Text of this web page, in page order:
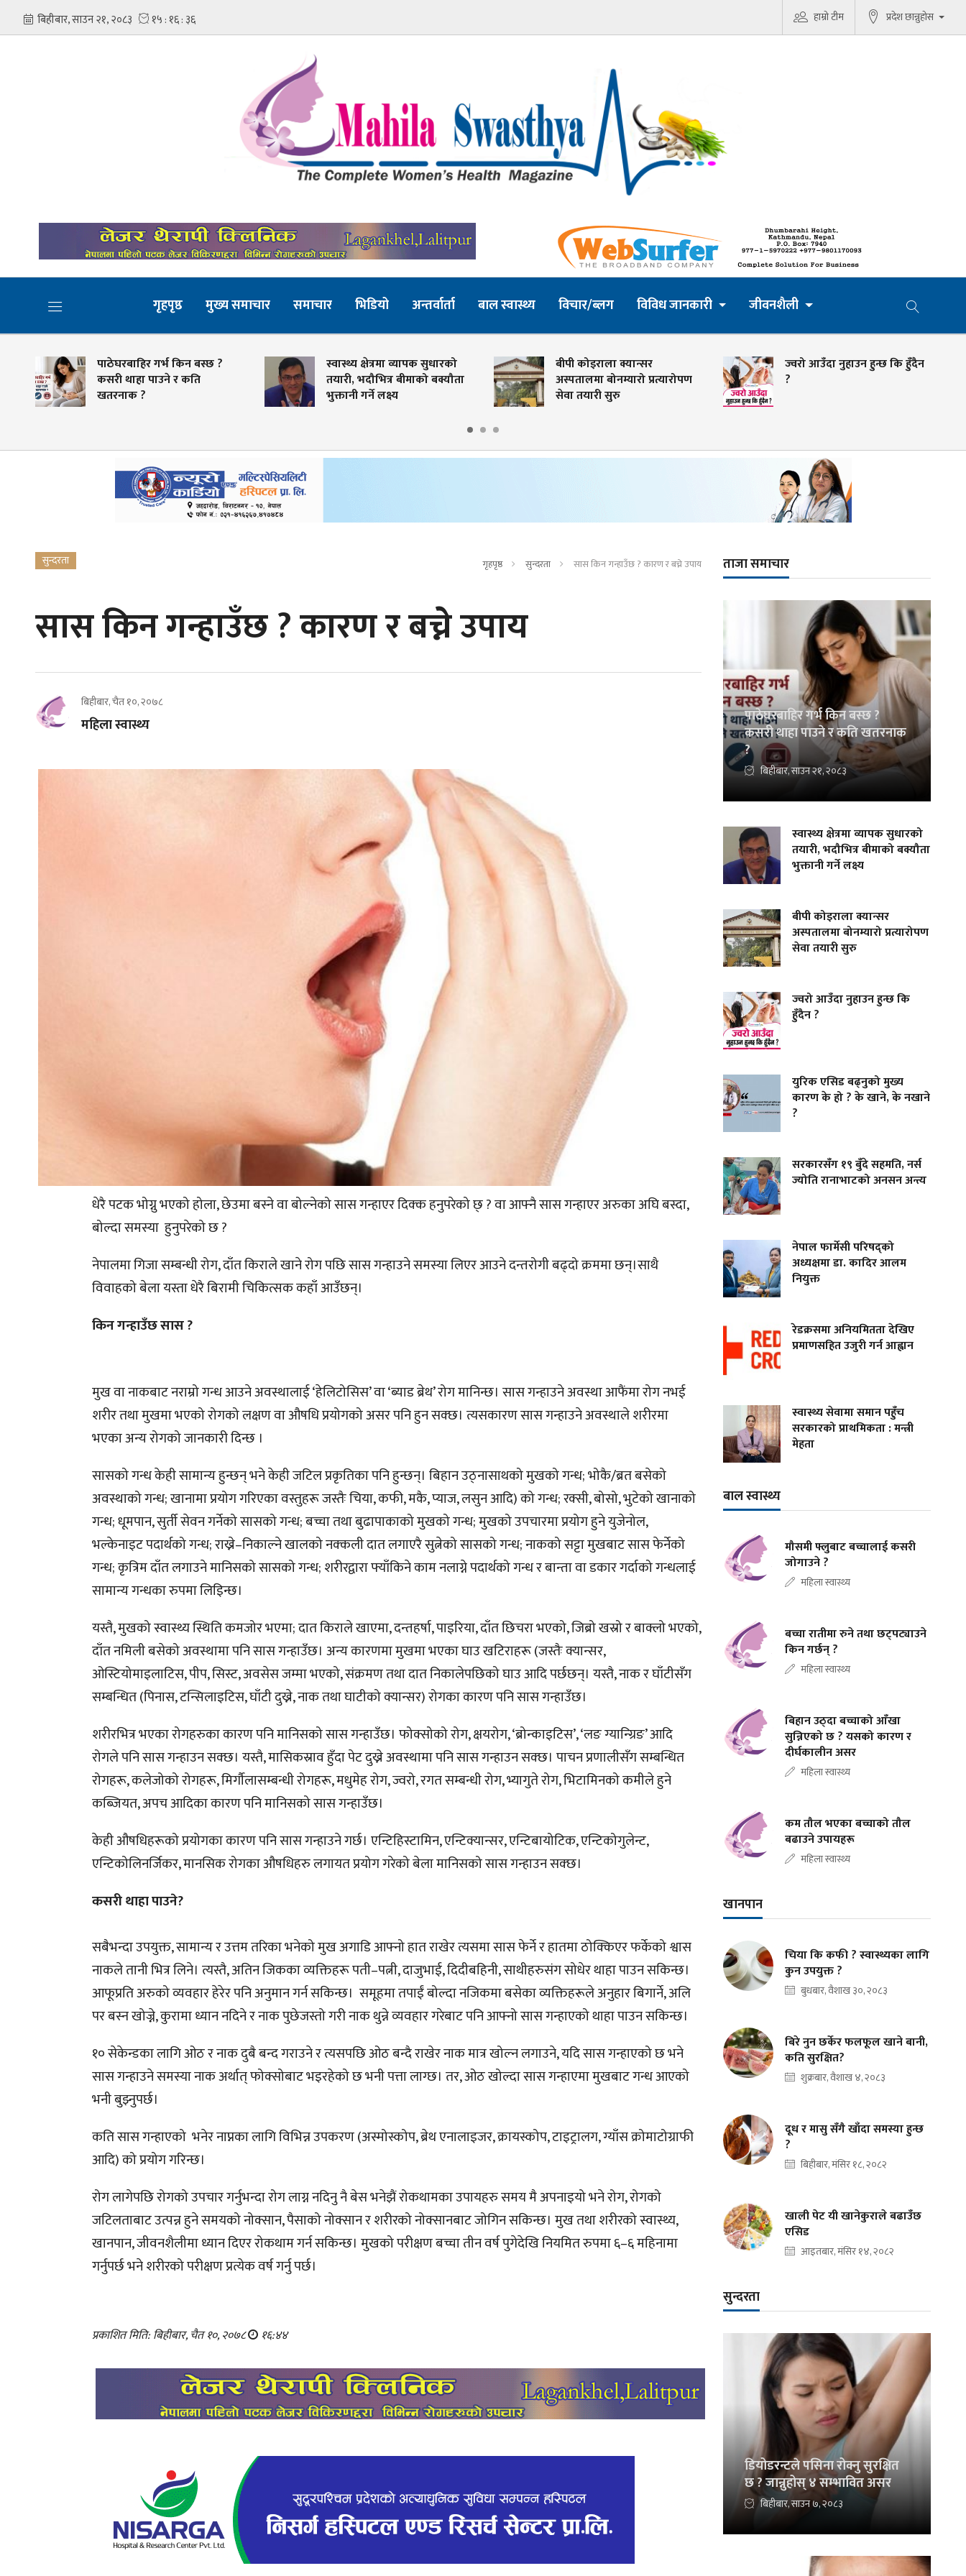
हाम्रो टीम प्रदेश छान्नुहोस
गृहपृष्ठ मुख्य समाचार समाचार भिडियो अन्तर्वार्ता बाल स्वास्थ्य विचार/ब्लग विविध जानकारी जीवनशैली
पाठेघरबाहिर गर्भ किन बस्छ ?
कसरी थाहा पाउने र कति
खतरनाक ?
स्वास्थ्य क्षेत्रमा व्यापक सुधारको
तयारी, भदौभित्र बीमाको बक्यौता
भुक्तानी गर्ने लक्ष्य
बीपी कोइराला क्यान्सर
अस्पतालमा बोनम्यारो प्रत्यारोपण
सेवा तयारी सुरु
ज्वरो आउँदा नुहाउन हुन्छ कि हुँदैन
सुन्दरता गृहपृष्ठ सुन्दरता सास किन गन्हाउँछ ? कारण र बच्ने उपाय
सास किन गन्हाउँछ ? कारण र बच्ने उपाय
बिहीबार, चैत १०, २०७८
महिला स्वास्थ्य
धेरै पटक भोग्नु भएको होला, छेउमा बस्ने वा बोल्नेको सास गन्हाएर दिक्क हनुपरेको छ् ? वा आफ्नै सास गन्हाएर अरुका अघि बस्दा,
बोल्दा समस्या हुनुपरेको छ ?
नेपालमा गिजा सम्बन्धी रोग, दाँत किराले खाने रोग पछि सास गन्हाउने समस्या लिएर आउने दन्तरोगी बढ्दो क्रममा छन्।साथै
विवाहको बेला यस्ता धेरै बिरामी चिकित्सक कहाँ आउँछन्।
किन गन्हाउँछ सास ?
मुख वा नाकबाट नराम्रो गन्ध आउने अवस्थालाई ‘हेलिटोसिस’ वा ‘ब्याड ब्रेथ’ रोग मानिन्छ। सास गन्हाउने अवस्था आफैंमा रोग नभई
शरीर तथा मुखमा भएको रोगको लक्षण वा औषधि प्रयोगको असर पनि हुन सक्छ। त्यसकारण सास गन्हाउने अवस्थाले शरीरमा
भएका अन्य रोगको जानकारी दिन्छ ।
सासको गन्ध केही सामान्य हुन्छन् भने केही जटिल प्रकृतिका पनि हुन्छन्। बिहान उठ्नासाथको मुखको गन्ध; भोकै/ब्रत बसेको
अवस्थाको गन्ध; खानामा प्रयोग गरिएका वस्तुहरू जस्तैः चिया, कफी, मकै, प्याज, लसुन आदि) को गन्ध; रक्सी, बोसो, भुटेको खानाको
गन्ध; धूमपान, सुर्ती सेवन गर्नेको सासको गन्ध; बच्चा तथा बुढापाकाको मुखको गन्ध; मुखको उपचारमा प्रयोग हुने युजेनोल,
भल्केनाइट पदार्थको गन्ध; राख्ने–निकाल्ने खालको नक्कली दात लगाएरै सुत्नेको सासको गन्ध; नाकको सट्टा मुखबाट सास फेर्नेको
गन्ध; कृत्रिम दाँत लगाउने मानिसको सासको गन्ध; शरीरद्वारा फ्याँकिने काम नलाग्ने पदार्थको गन्ध र बान्ता वा डकार गर्दाको गन्धलाई
सामान्य गन्धका रुपमा लिइिन्छ।
यस्तै, मुखको स्वास्थ्य स्थिति कमजोर भएमा; दात किराले खाएमा, दन्तहर्षा, पाइरिया, दाँत छिचरा भएको, जिब्रो खस्रो र बाक्लो भएको,
दाँत नमिली बसेको अवस्थामा पनि सास गन्हाउँछ। अन्य कारणमा मुखमा भएका घाउ खटिराहरू (जस्तैः क्यान्सर,
ओस्टियोमाइलाटिस, पीप, सिस्ट, अवसेस जम्मा भएको, संक्रमण तथा दात निकालेपछिको घाउ आदि पर्छछन्। यस्तै, नाक र घाँटीसँग
सम्बन्धित (पिनास, टन्सिलाइटिस, घाँटी दुख्ने, नाक तथा घाटीको क्यान्सर) रोगका कारण पनि सास गन्हाउँछ।
शरीरभित्र भएका रोगहरुका कारण पनि मानिसको सास गन्हाउँछ। फोक्सोको रोग, क्षयरोग, ‘ब्रोन्काइटिस’, ‘लङ ग्यान्ग्रिङ’ आदि
रोगले पनि सास गन्हाउन सक्छ। यस्तै, मासिकस्राव हुँदा पेट दुख्ने अवस्थामा पनि सास गन्हाउन सक्छ। पाचन प्रणालीसँग सम्बन्धित
रोगहरू, कलेजोको रोगहरू, मिर्गौलासम्बन्धी रोगहरू, मधुमेह रोग, ज्वरो, रगत सम्बन्धी रोग, भ्यागुते रोग, भिटामिनको कमीले हुने
कब्जियत, अपच आदिका कारण पनि मानिसको सास गन्हाउँछ।
केही औषधिहरूको प्रयोगका कारण पनि सास गन्हाउने गर्छ। एन्टिहिस्टामिन, एन्टिक्यान्सर, एन्टिबायोटिक, एन्टिकोगुलेन्ट,
एन्टिकोलिनर्जिकर, मानसिक रोगका औषधिहरु लगायत प्रयोग गरेको बेला मानिसको सास गन्हाउन सक्छ।
कसरी थाहा पाउने?
सबैभन्दा उपयुक्त, सामान्य र उत्तम तरिका भनेको मुख अगाडि आफ्नो हात राखेर त्यसमा सास फेर्ने र हातमा ठोक्किएर फर्केको श्वास
नाकले तानी भित्र लिने। त्यस्तै, अतिन जिकका व्यक्तिहरू पती–पत्नी, दाजुभाई, दिदीबहिनी, साथीहरुसंग सोधेर थाहा पाउन सकिन्छ।
आफूप्रति अरुको व्यवहार हेरेर पनि अनुमान गर्न सकिन्छ। समूहमा तपाईं बोल्दा नजिकमा बसेका व्यक्तिहरूले अनुहार बिगार्ने, अलि
पर बस्न खोज्ने, कुरामा ध्यान नदिने र नाक पुछेजस्तो गरी नाक थुन्ने व्यवहार गरेबाट पनि आफ्नो सास गन्हाएको थाहा पाउन सकिन्छ।
१० सेकेन्डका लागि ओठ र नाक दुबै बन्द गराउने र त्यसपछि ओठ बन्दै राखेर नाक मात्र खोल्न लगाउने, यदि सास गन्हाएको छ भने
सास गन्हाउने समस्या नाक अर्थात् फोक्सोबाट भइरहेको छ भनी पत्ता लाग्छ। तर, ओठ खोल्दा सास गन्हाएमा मुखबाट गन्ध आएको
भनी बुझ्नुपर्छ।
कति सास गन्हाएको भनेर नाप्नका लागि विभिन्न उपकरण (अस्मोस्कोप, ब्रेथ एनालाइजर, क्रायस्कोप, टाइट्रालग, ग्याँस क्रोमाटोग्राफी
आदि) को प्रयोग गरिन्छ।
रोग लागेपछि रोगको उपचार गर्नुभन्दा रोग लाग्न नदिनु नै बेस भनेझैं रोकथामका उपायहरु समय मै अपनाइयो भने रोग, रोगको
जटिलताबाट उत्पन्न हुने समयको नोक्सान, पैसाको नोक्सान र शरीरको नोक्सानबाट जोगिन सकिन्छ। मुख तथा शरीरको स्वास्थ्य,
खानपान, जीवनशैलीमा ध्यान दिएर रोकथाम गर्न सकिन्छ। मुखको परीक्षण बच्चा तीन वर्ष पुगेदेखि नियमित रुपमा ६–६ महिनामा
गर्नुपर्छ भने शरीरको परीक्षण प्रत्येक वर्ष गर्नु पर्छ।
प्रकाशित मिति: बिहीबार, चैत १०, २०७८ १६:४४
ताजा समाचार
पाठेघरबाहिर गर्भ किन बस्छ ?
कसरी थाहा पाउने र कति खतरनाक
?
बिहीबार, साउन २१, २०८३
स्वास्थ्य क्षेत्रमा व्यापक सुधारको
तयारी, भदौभित्र बीमाको बक्यौता
भुक्तानी गर्ने लक्ष्य
बीपी कोइराला क्यान्सर
अस्पतालमा बोनम्यारो प्रत्यारोपण
सेवा तयारी सुरु
ज्वरो आउँदा नुहाउन हुन्छ कि
हुँदैन ?
युरिक एसिड बढ्नुको मुख्य
कारण के हो ? के खाने, के नखाने
?
सरकारसँग १९ बुँदे सहमति, नर्स
ज्योति रानाभाटको अनसन अन्त्य
नेपाल फार्मेसी परिषद्को
अध्यक्षमा डा. कादिर आलम
नियुक्त
रेडक्रसमा अनियमितता देखिए
प्रमाणसहित उजुरी गर्न आह्वान
स्वास्थ्य सेवामा समान पहुँच
सरकारको प्राथमिकता : मन्त्री
मेहता
बाल स्वास्थ्य
मौसमी फ्लुबाट बच्चालाई कसरी
जोगाउने ?
महिला स्वास्थ्य
बच्चा रातीमा रुने तथा छट्पट्याउने
किन गर्छन् ?
महिला स्वास्थ्य
बिहान उठ्दा बच्चाको आँखा
सुन्निएको छ ? यसको कारण र
दीर्घकालीन असर
महिला स्वास्थ्य
कम तौल भएका बच्चाको तौल
बढाउने उपायहरू
महिला स्वास्थ्य
खानपान
चिया कि कफी ? स्वास्थ्यका लागि
कुन उपयुक्त ?
बुधबार, वैशाख ३०, २०८३
बिरे नुन छर्केर फलफूल खाने बानी,
कति सुरक्षित?
शुक्रबार, वैशाख ४, २०८३
दूध र मासु सँगै खाँदा समस्या हुन्छ
?
बिहीबार, मंसिर १८, २०८२
खाली पेट यी खानेकुराले बढाउँछ
एसिड
आइतबार, मंसिर १४, २०८२
सुन्दरता
डियोडरन्टले पसिना रोक्नु सुरक्षित
छ ? जान्नुहोस् ४ सम्भावित असर
बिहीबार, साउन ७, २०८३